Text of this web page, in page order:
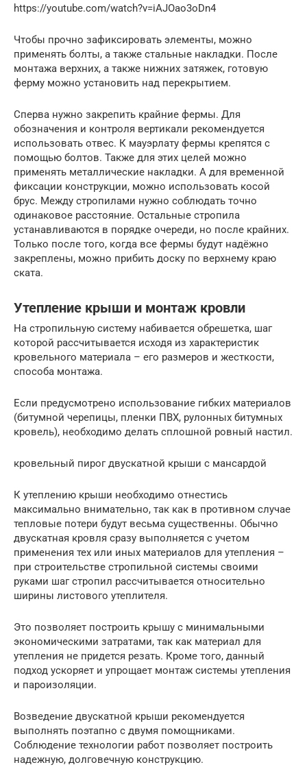
https://youtube.com/watch?v=iAJOao3oDn4
Чтобы прочно зафиксировать элементы, можно
применять болты, а также стальные накладки. После
монтажа верхних, а также нижних затяжек, готовую
ферму можно установить над перекрытием.
Сперва нужно закрепить крайние фермы. Для
обозначения и контроля вертикали рекомендуется
использовать отвес. К мауэрлату фермы крепятся с
помощью болтов. Также для этих целей можно
применять металлические накладки. А для временной
фиксации конструкции, можно использовать косой
брус. Между стропилами нужно соблюдать точно
одинаковое расстояние. Остальные стропила
устанавливаются в порядке очереди, но после крайних.
Только после того, когда все фермы будут надёжно
закреплены, можно прибить доску по верхнему краю
ската.
Утепление крыши и монтаж кровли
На стропильную систему набивается обрешетка, шаг
которой рассчитывается исходя из характеристик
кровельного материала – его размеров и жесткости,
способа монтажа.
Если предусмотрено использование гибких материалов
(битумной черепицы, пленки ПВХ, рулонных битумных
кровель), необходимо делать сплошной ровный настил.
кровельный пирог двускатной крыши с мансардой
К утеплению крыши необходимо отнестись
максимально внимательно, так как в противном случае
тепловые потери будут весьма существенны. Обычно
двускатная кровля сразу выполняется с учетом
применения тех или иных материалов для утепления –
при строительстве стропильной системы своими
руками шаг стропил рассчитывается относительно
ширины листового утеплителя.
Это позволяет построить крышу с минимальными
экономическими затратами, так как материал для
утепления не придется резать. Кроме того, данный
подход ускоряет и упрощает монтаж системы утепления
и пароизоляции.
Возведение двускатной крыши рекомендуется
выполнять поэтапно с двумя помощниками.
Соблюдение технологии работ позволяет построить
надежную, долговечную конструкцию.